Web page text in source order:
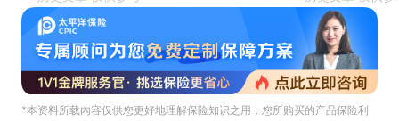
*本资料所载內容仅供您更好地理解保险知识之用；您所购买的产品保险利